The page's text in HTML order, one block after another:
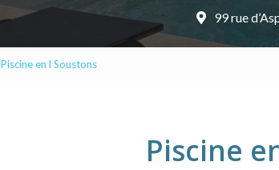
99 rue
Piscine en l Soustons
Piscine